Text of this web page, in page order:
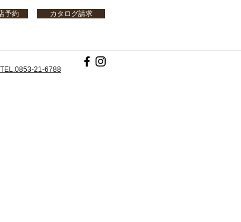
予約 カタログ請求
TEL:0853-21-6788